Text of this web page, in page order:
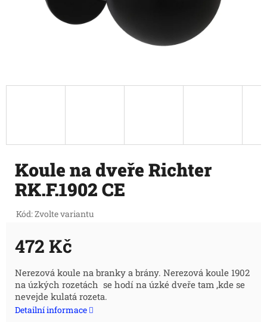
Koule na dveře Richter
RK.F.1902 CE
Kód:Zvolte variantu
472 Kč
Měrná
cena:
Nerezová koule na branky a brány. Nerezová koule 1902
na úzkých rozetách se hodí na úzké dveře tam ,kde se
nevejde kulatá rozeta.
Detailní informace